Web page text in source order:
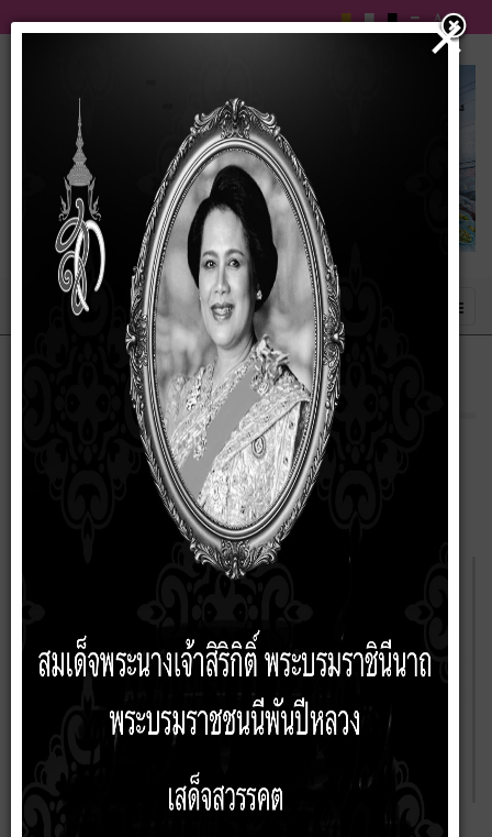
โครงสร้างองค์กร เทศบาลตำบลบัวเชด
09 กุมภาพันธ์ 2567
โครงสร้างองค์กร เทศบาลตำบลบัวเชด
โครงสร้างส่วนราชการ
×